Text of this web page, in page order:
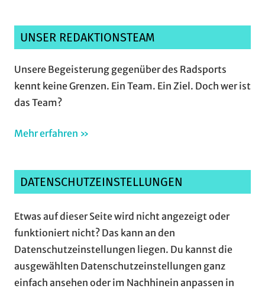
UNSER REDAKTIONSTEAM
Unsere Begeisterung gegenüber des Radsports
kennt keine Grenzen. Ein Team. Ein Ziel. Doch wer ist
das Team?
Mehr erfahren »
DATENSCHUTZEINSTELLUNGEN
Etwas auf dieser Seite wird nicht angezeigt oder
funktioniert nicht? Das kann an den
Datenschutzeinstellungen liegen. Du kannst die
ausgewählten Datenschutzeinstellungen ganz
einfach ansehen oder im Nachhinein anpassen in